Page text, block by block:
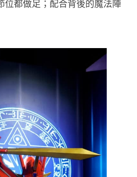
位都做足；配合背後的魔法陣